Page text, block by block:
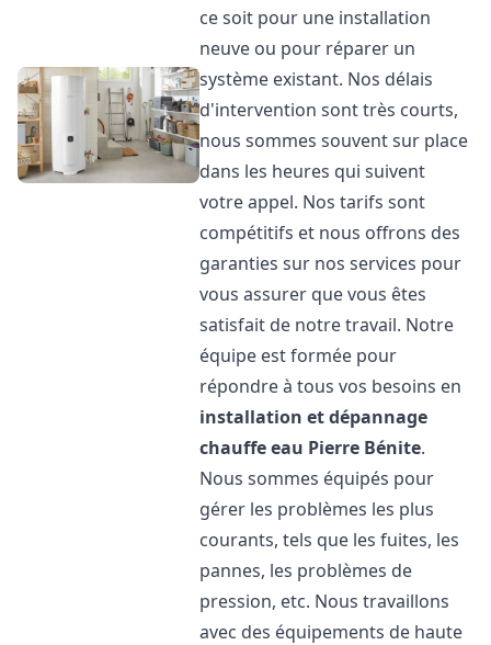
ce soit pour une installation
neuve ou pour réparer un
système existant. Nos délais
d'intervention sont très courts,
nous sommes souvent sur place
dans les heures qui suivent
votre appel. Nos tarifs sont
compétitifs et nous offrons des
garanties sur nos services pour
vous assurer que vous êtes
satisfait de notre travail. Notre
équipe est formée pour
répondre à tous vos besoins en
installation et dépannage
chauffe eau Pierre Bénite.
Nous sommes équipés pour
gérer les problèmes les plus
courants, tels que les fuites, les
pannes, les problèmes de
pression, etc. Nous travaillons
avec des équipements de haute